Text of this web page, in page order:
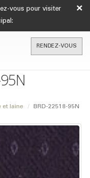
vous pour visiter
×
RENDEZ-VOUS
et laine BRD-22518-95N